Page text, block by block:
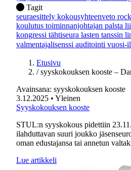
Tagit
seuraesittely kokousyhteenveto
koulutus toiminnanjohtajan palsta
kongressi tähtiseura lasten tanssin
valmentajalisenssi auditointi vuosi-
Etusivu
/ syyskokouksen kooste –
Avainsana: syyskokouksen kooste
3.12.2025 • Yleinen
Syyskokouksen kooste
STUL:n syyskokous pidettiin
ilahduttavan suuri joukko
oman edustajansa tai annetun
Lue artikkeli